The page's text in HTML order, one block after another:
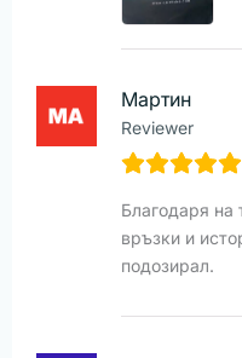
Мартин
Reviewer
Благодаря на
връзки и
подозирал.